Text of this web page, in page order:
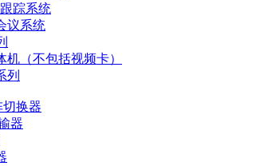
踪系统
议系统
机（不包括视频卡）
列
换器
器